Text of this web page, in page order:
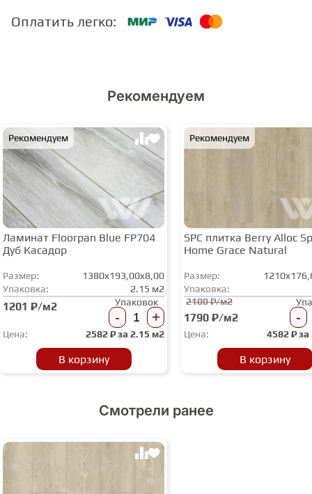
Оплатить легко:
Рекомендуем
Рекомендуем
Ламинат Floorpan Blue FP704
Дуб Касадор
Размер:
1380x193,00x8,00
Упаковка:
2.15 м2
1201 ₽/м2 Упаковок
- +
Цена: 2582₽ за 2.15 м2
В корзину
Рекомендуем
SPC плитка Berry Alloc
Home Grace Natural
Размер:
Упаковка:
2100 ₽/м2
1790 ₽/м2 -
Цена: 4582₽ за
В корзину
Смотрели ранее